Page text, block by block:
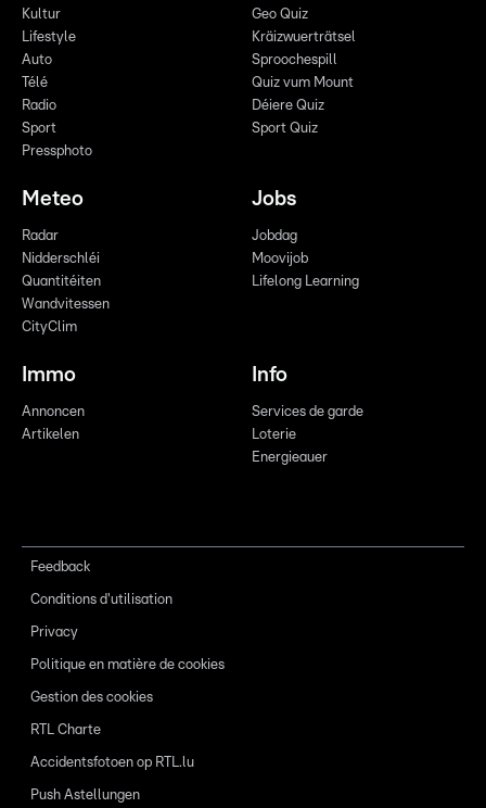
Kultur
Lifestyle
Auto
Télé
Radio
Sport
Pressphoto
Geo Quiz
Kräizwuerträtsel
Sproochespill
Quiz vum Mount
Déiere Quiz
Sport Quiz
Meteo
Radar
Nidderschléi
Quantitéiten
Wandvitessen
CityClim
Jobs
Jobdag
Moovijob
Lifelong Learning
Immo
Annoncen
Artikelen
Info
Services de garde
Loterie
Energieauer
Feedback
Conditions d'utilisation
Privacy
Politique en matière de cookies
Gestion des cookies
RTL Charte
Accidentsfotoen op RTL.lu
Push Astellungen